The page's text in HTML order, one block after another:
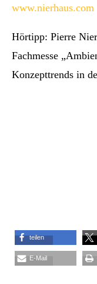
www.nierhaus.com
Hörtipp: Pierre
Fachmesse
Konzepttrends in
teilen
E-Mail